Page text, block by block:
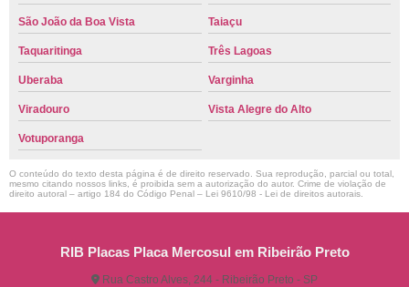
São João da Boa Vista Taiaçu
Taquaritinga Três Lagoas
Uberaba Varginha
Viradouro Vista Alegre do Alto
Votuporanga
O conteúdo do texto desta página é de direito reservado. Sua reprodução, parcial ou total,
mesmo citando nossos links, é proibida sem a autorização do autor. Crime de violação de
direito autoral – artigo 184 do Código Penal – Lei 9610/98 - Lei de direitos autorais
RIB Placas Placa Mercosul em Ribeirão Preto
Rua Castro Alves, 244 - Ribeirão Preto - SP